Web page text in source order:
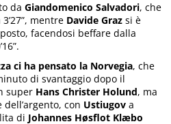
daGiandomenico Salvadori, che
mentre Davide Graz si è
facendosi beffare dalla
ci ha pensato la Norvegia, che
di svantaggio dopo il
super Hans Christer Holund, ma
con Ustiugov a
di Johannes Høsflot Klæbo